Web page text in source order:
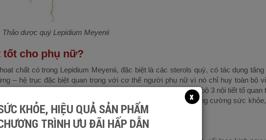
Thảo dược quý Lepidium Meyenii
tốt cho phụ nữ?
chất có trong Lepidium Meyenii, đặc biệt là các sterols quý, có tác dụng
– hệ trục đặc biệt quan trọng với cơ thể người phụ nữ vì nó chỉ huy toàn bộ
Khi có tác động tăng cường hoạt động của hệ trục này, bộ 3 nội tiết tố quan
trì ổn định theo đúng và đủ nhu cầu cơ thể, giúp phụ nữ tăng cường sức
x
KHỎE, HIỆU QUẢ SẢN PHẨM
TRÌNH ƯU ĐÃI HẤP DẪN